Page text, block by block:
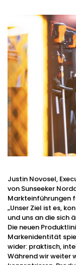
Justin Novosel,
von Sunseeker
Markteinführungen
„Unser Ziel ist es,
und uns an die sich
Die neuen
Markenidentität
wider: praktisch,
Während wir weiter